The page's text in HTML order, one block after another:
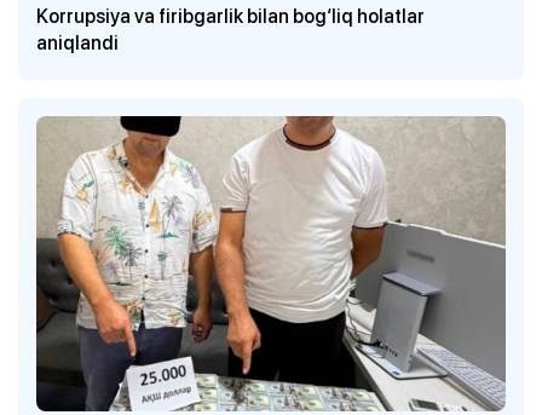
Korrupsiya va firibgarlik bilan bog‘liq holatlar
aniqlandi